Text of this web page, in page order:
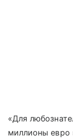
«Для
миллионы евро